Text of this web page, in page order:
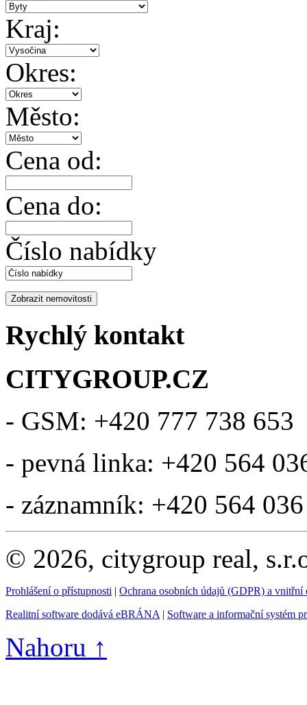
Kraj:
Okres:
Město:
Cena od:
Cena do:
Číslo nabídky
Rychlý kontakt
CITYGROUP.CZ
- GSM: +420 777 738 653
- pevná linka: +420 564
- záznamník: +420 564
© 2026, citygroup real,
Prohlášení o přístupnosti | Ochrana osobních údajů (GDPR) a vnitřní
Realitní software dodává eBRÁNA | Software a informační systém
Nahoru ↑